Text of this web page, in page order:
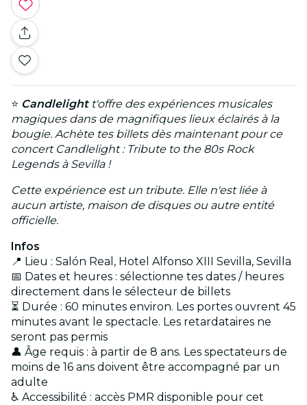
⭐ Candlelightt'offre des expériences musicales
magiques dans de magnifiques lieux éclairés à la
bougie. Achète tes billets dès maintenant pour ce
concert Candlelight : Tribute to the 80s Rock
Legends à Sevilla !
Cette expérience est un tribute. Elle n'est liée à
aucun artiste, maison de disques ou autre entité
officielle.
Infos
📍 Lieu : Salón Real, Hotel Alfonso XIII Sevilla, Sevilla
📅 Dates et heures : sélectionne tes dates / heures
directement dans le sélecteur de billets
⏳ Durée : 60 minutes environ. Les portes ouvrent 45
minutes avant le spectacle. Les retardataires ne
seront pas permis
👤 Âge requis : à partir de 8 ans. Les spectateurs de
moins de 16 ans doivent être accompagné par un
adulte
♿ Accessibilité : accès PMR disponible pour cet